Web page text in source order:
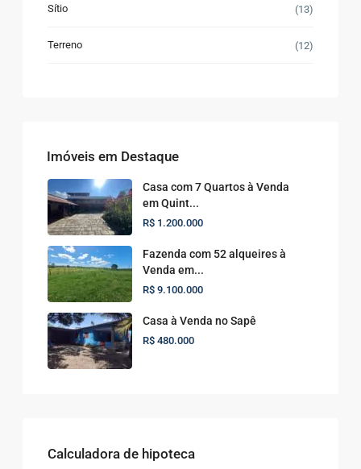
Sítio (13)
Terreno (12)
Imóveis em Destaque
Casa com 7 Quartos à Venda
em Quint...
R$ 1.200.000
Fazenda com 52 alqueires à
Venda em...
R$ 9.100.000
Casa à Venda no Sapê
R$ 480.000
Calculadora de hipoteca